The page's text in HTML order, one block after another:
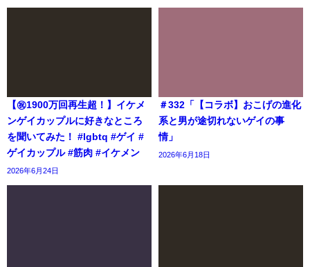
【㊗️1900万回再生超！】イケメ
ンゲイカップルに好きなところ
を聞いてみた！ #lgbtq #ゲイ #
ゲイカップル #筋肉 #イケメン
2026年6月24日
＃332「【コラボ】おこげの進化
系と男が途切れないゲイの事
情」
2026年6月18日